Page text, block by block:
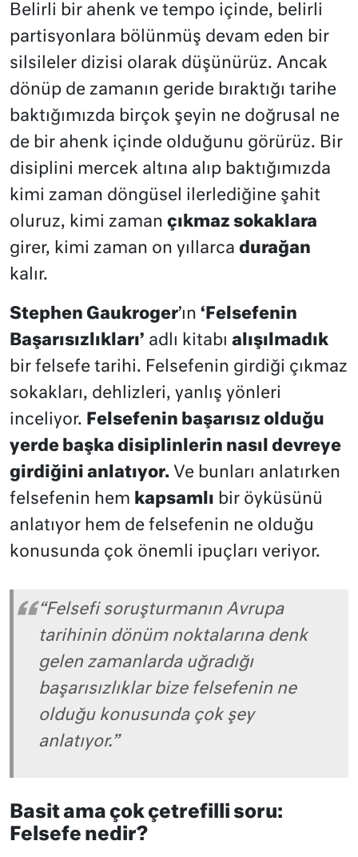
Belirli bir ahenk ve tempo içinde, belirli
partisyonlara bölünmüş devam eden bir
silsileler dizisi olarak düşünürüz. Ancak
dönüp de zamanın geride bıraktığı tarihe
baktığımızda birçok şeyin ne doğrusal ne
de bir ahenk içinde olduğunu görürüz. Bir
disiplini mercek altına alıp baktığımızda
kimi zaman döngüsel ilerlediğine şahit
oluruz, kimi zaman çıkmaz sokaklara
girer, kimi zaman on yıllarca durağan
kalır.
Stephen Gaukroger’ın ‘Felsefenin
Başarısızlıkları’ adlı kitabı alışılmadık
bir felsefe tarihi. Felsefenin girdiği çıkmaz
sokakları, dehlizleri, yanlış yönleri
inceliyor. Felsefenin başarısız olduğu
yerde başka disiplinlerin nasıl devreye
girdiğini anlatıyor. Ve bunları anlatırken
felsefenin hem kapsamlı bir öyküsünü
anlatıyor hem de felsefenin ne olduğu
konusunda çok önemli ipuçları veriyor.
“Felsefi soruşturmanın Avrupa
tarihinin dönüm noktalarına denk
gelen zamanlarda uğradığı
başarısızlıklar bize felsefenin ne
olduğu konusunda çok şey
anlatıyor.”
Basit ama çok çetrefilli soru:
Felsefe nedir?